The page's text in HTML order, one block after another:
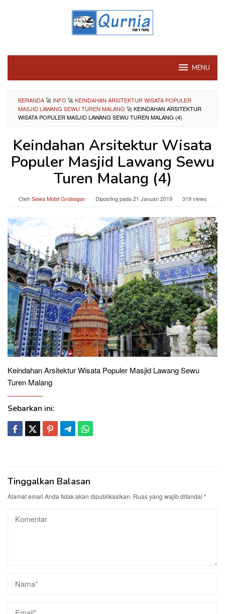
MENU
BERANDA🚀 INFO 🚀KEINDAHAN ARSITEKTUR WISATA POPULER
MASJID LAWANG SEWU TUREN MALANG 🚀KEINDAHAN ARSITEKTUR
WISATA POPULER MASJID LAWANG SEWU TUREN MALANG (4)
Keindahan Arsitektur Wisata
Populer Masjid Lawang Sewu
Turen Malang (4)
OlehSewa Mobil Grobogan Diposting pada21 Januari 2019 319 views
Keindahan Arsitektur Wisata Populer Masjid Lawang Sewu
Turen Malang
Sebarkan ini:
Tinggalkan Balasan
Alamat email Anda tidak akan dipublikasikan. Ruas yang wajib ditandai *